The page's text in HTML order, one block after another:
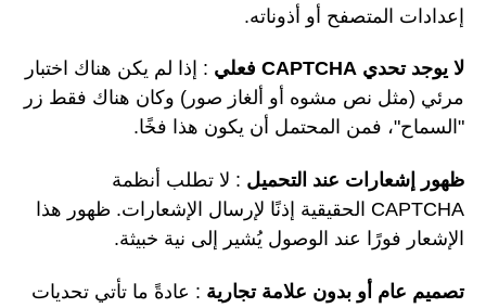
إعدادات المتصفح أو أذوناته.
لا يوجد تحدي CAPTCHA فعلي
: إذا لم يكن هناك اختبار
مرئي (مثل نص مشوه أو ألغاز صور) وكان هناك فقط زر
"السماح"، فمن المحتمل أن يكون هذا فخًا.
ظهور إشعارات عند التحميل : لا تطلب أنظمة
CAPTCHA الحقيقية إذنًا لإرسال الإشعارات. ظهور هذا
الإشعار فورًا عند الوصول يُشير إلى نية خبيثة.
تصميم عام أو بدون علامة تجارية : عادةً ما تأتي تحديات